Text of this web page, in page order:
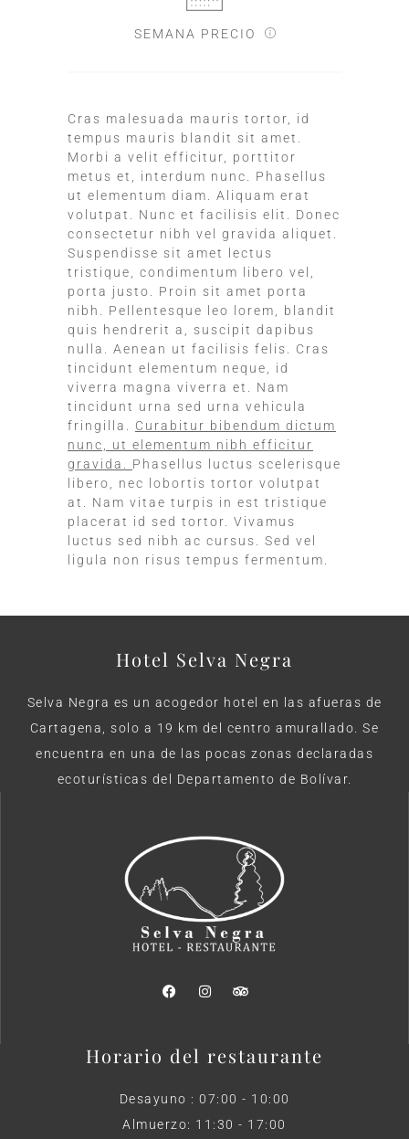
SEMANA PRECIO
Cras malesuada mauris tortor, id
tempus mauris blandit sit amet.
Morbi a velit efficitur, porttitor
metus et, interdum nunc. Phasellus
ut elementum diam. Aliquam erat
volutpat. Nunc et facilisis elit. Donec
consectetur nibh vel gravida aliquet.
Suspendisse sit amet lectus
tristique, condimentum libero vel,
porta justo. Proin sit amet porta
nibh. Pellentesque leo lorem, blandit
quis hendrerit a, suscipit dapibus
nulla. Aenean ut facilisis felis. Cras
tincidunt elementum neque, id
viverra magna viverra et. Nam
tincidunt urna sed urna vehicula
fringilla. Curabitur bibendum dictum
nunc, ut elementum nibh efficitur
gravida. Phasellus luctus scelerisque
libero, nec lobortis tortor volutpat
at. Nam vitae turpis in est tristique
placerat id sed tortor. Vivamus
luctus sed nibh ac cursus. Sed vel
ligula non risus tempus fermentum.
Hotel Selva Negra
Selva Negra es un acogedor hotel en las afueras de
Cartagena, solo a 19 km del centro amurallado. Se
encuentra en una de las pocas zonas declaradas
ecoturísticas del Departamento de Bolívar.
Horario del restaurante
Desayuno : 07:00 - 10:00
Almuerzo: 11:30 - 17:00